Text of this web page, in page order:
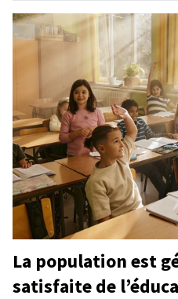
La population est
satisfaite de